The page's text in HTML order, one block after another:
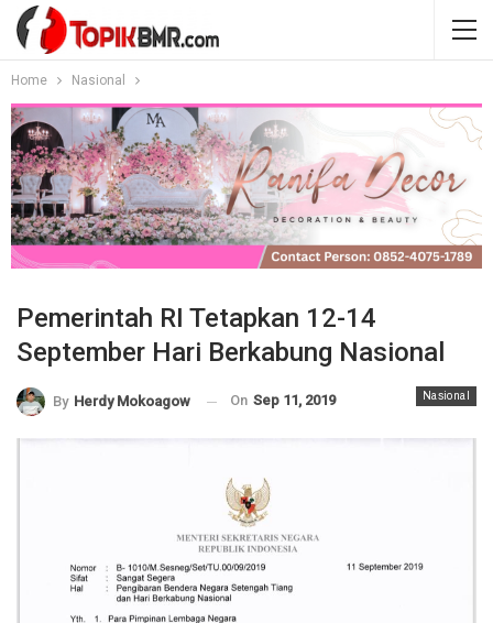
Home Nasional
Pemerintah RI Tetapkan 12-14
September Hari Berkabung Nasional
Nasional
By Herdy Mokoagow On Sep 11, 2019